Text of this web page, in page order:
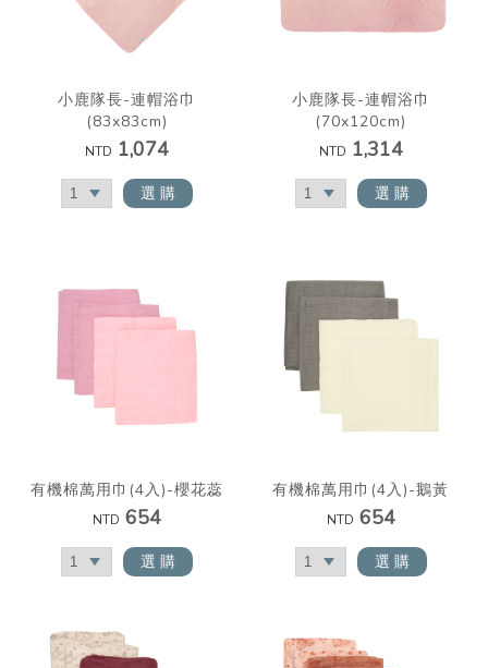
小鹿隊長-連帽浴巾
(83x83cm)
NTD 1,074
選 購
小鹿隊長-連帽浴巾
(70x120cm)
NTD 1,314
選 購
有機棉萬用巾(4入)-櫻花蕊
NTD 654
選 購
有機棉萬用巾(4入)-鵝黃
NTD 654
選 購